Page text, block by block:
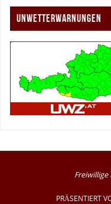
UNWETTERWARNUNGEN
PRÄSENTIERT